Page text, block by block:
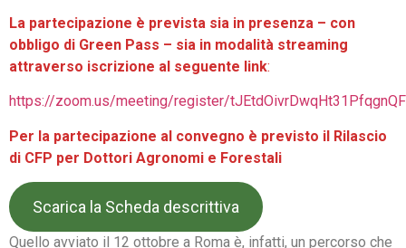
La partecipazione è prevista sia in presenza – con
obbligo di Green Pass – sia in modalità streaming
attraverso iscrizione al seguente link:
https://zoom.us/meeting/register/
Per la partecipazione al convegno è previsto il Rilascio
di CFP per Dottori Agronomi e Forestali
Scarica la Scheda descrittiva
Quello avviato il 12 ottobre a Roma è, infatti, un percorso che